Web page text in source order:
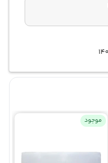
موجود